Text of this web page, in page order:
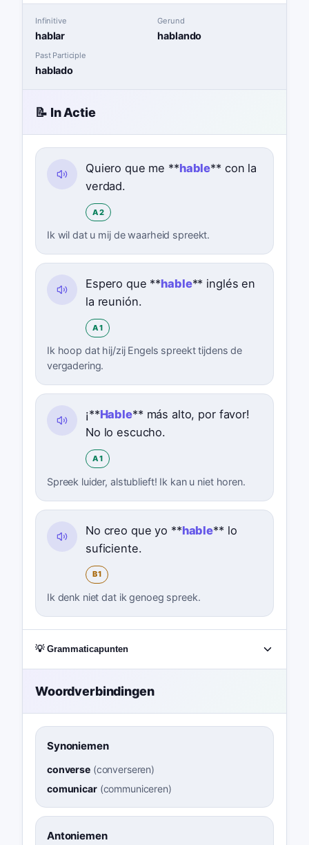
Infinitive
hablar
Gerund
hablando
Past Participle
hablado
📝 In Actie
Quiero que me **hable** con la
verdad.
A2
Ik wil dat u mij de waarheid spreekt.
Espero que **hable** inglés en
la reunión.
A1
Ik hoop dat hij/zij Engels spreekt tijdens de
vergadering.
¡**Hable** más alto, por favor!
No lo escucho.
A1
Spreek luider, alstublieft! Ik kan u niet horen.
No creo que yo **hable** lo
suficiente.
B1
Ik denk niet dat ik genoeg spreek.
💡 Grammaticapunten
Woordverbindingen
Synoniemen
converse(converseren)
comunicar(communiceren)
Antoniemen